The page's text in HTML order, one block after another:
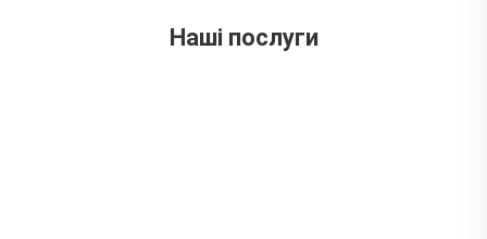
вул. Ложешнікова 3АНаші послуги